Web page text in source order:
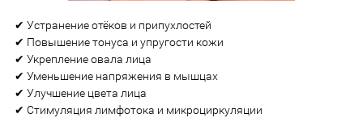
✔ Устранение отёков и припухлостей
✔ Повышение тонуса и упругости кожи
✔ Укрепление овала лица
✔ Уменьшение напряжения в мышцах
✔ Улучшение цвета лица
✔ Стимуляция лимфотока и микроциркуляции